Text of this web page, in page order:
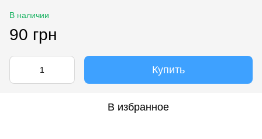
В наличии
90 грн
Купить
В избранное